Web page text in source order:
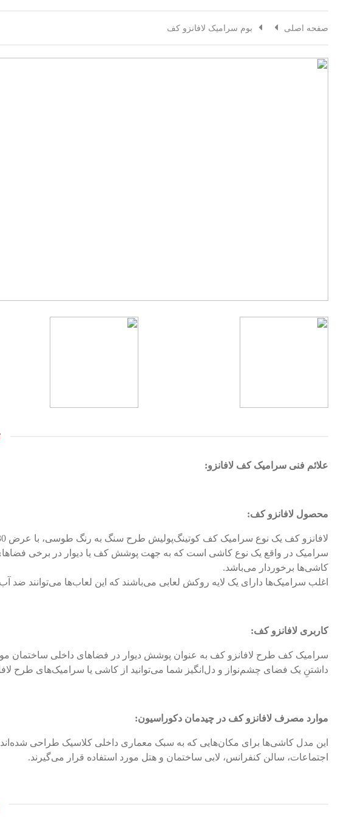
صفحه اصلی بوم سرامیک لافانزو کف
علائم فنی سرامیک کف لافانزو:
محصول لافانزو کف:
لافانزو کف یک نوع سرامیک کف کوتینگ‌پولیش طرح سنگ به رنگ طوسی، با عرض 30 سانتیمتر و طول 30 سانتیمتر است.
سرامیک در واقع‌ یک نوع کاشی‌ است که به جهت پوشش کف یا دیوار در برخی
کاشی‌ها برخوردار‌ می‌باشد.
اغلب سرامیک‌ها دارای یک لایه روکش لعابی‌ می‌باشند که این لعاب‌ها‌ می‌توانند ضد
کاربری لافانزو کف:
سرامیک کف طرح لافانزو کف به عنوان پوشش دیوار در فضاهای داخلی ساختمان
داشتنِ یک فضای چشم‌نواز و دل‌انگیز شما می‌توانید از کاشی یا سرامیک‌های طرح
موارد مصرف لافانزو کف در چیدمان دکوراسیون:
این مدل کاشی‌ها برای مکان‌هایی که به سبک معماری داخلی کلاسیک طراحی
اجتماعات، سالن کنفرانس، لابی ساختمان و هتل مورد استفاده قرار می‌گیرند.